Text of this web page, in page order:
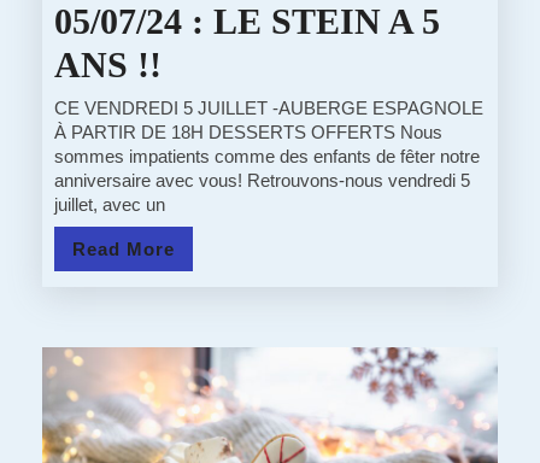
05/07/24 : LE STEIN A 5
ANS !!
:
LE
STEIN
A
5
!!
CE VENDREDI 5 JUILLET -AUBERGE ESPAGNOLE
À PARTIR DE 18H DESSERTS OFFERTS Nous
sommes impatients comme des enfants de fêter notre
anniversaire avec vous! Retrouvons-nous vendredi 5
juillet, avec un
Read More
More